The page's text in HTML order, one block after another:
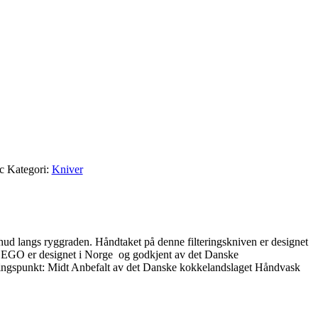
Kategori: Kniver
langs ryggraden. Håndtaket på denne filteringskniven er designet
er designet i Norge og godkjent av det Danske
Midt Anbefalt av det Danske kokkelandslaget Håndvask